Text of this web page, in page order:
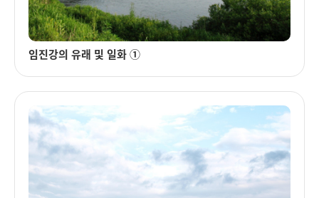
임진강의 유래 및 일화 ①